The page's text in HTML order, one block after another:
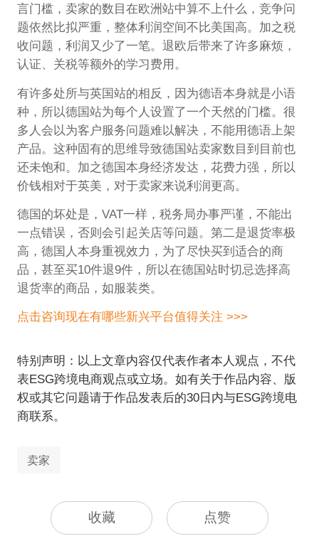
言门槛，卖家的数目在欧洲站中算不上什么，竞争问
题依然比拟严重，整体利润空间不比美国高。加之税
收问题，利润又少了一笔。退欧后带来了许多麻烦，
认证、关税等额外的学习费用。
有许多处所与英国站的相反，因为德语本身就是小语
种，所以德国站为每个人设置了一个天然的门槛。很
多人会以为客户服务问题难以解决，不能用德语上架
产品。这种固有的思维导致德国站卖家数目到目前也
还未饱和。加之德国本身经济发达，花费力强，所以
价钱相对于英美，对于卖家来说利润更高。
德国的坏处是，VAT一样，税务局办事严谨，不能出
一点错误，否则会引起关店等问题。第二是退货率极
高，德国人本身重视效力，为了尽快买到适合的商
品，甚至买10件退9件，所以在德国站时切忌选择高
退货率的商品，如服装类。
点击咨询现在有哪些新兴平台值得关注 >>>
特别声明：以上文章内容仅代表作者本人观点，不代
表ESG跨境电商观点或立场。如有关于作品内容、版
权或其它问题请于作品发表后的30日内与ESG跨境电
商联系。
卖家
收藏 点赞